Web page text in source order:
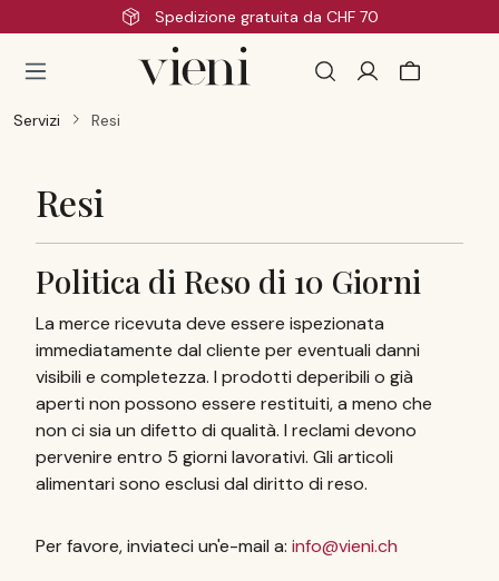
Passa al contenuto principaleSpedizione gratuita da CHF 70
Servizi Resi
Resi
Politica di Reso di 10 Giorni
La merce ricevuta deve essere ispezionata
immediatamente dal cliente per eventuali danni
visibili e completezza. I prodotti deperibili o già
aperti non possono essere restituiti, a meno che
non ci sia un difetto di qualità. I reclami devono
pervenire entro 5 giorni lavorativi. Gli articoli
alimentari sono esclusi dal diritto di reso.
Per favore, inviateci un'e-mail a: info@vieni.ch